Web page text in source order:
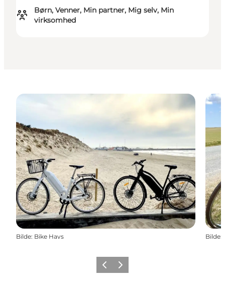
Børn, Venner, Min partner, Mig selv, Min
virksomhed
Bilde: Bike Havs Bilde:
ForrigeNeste